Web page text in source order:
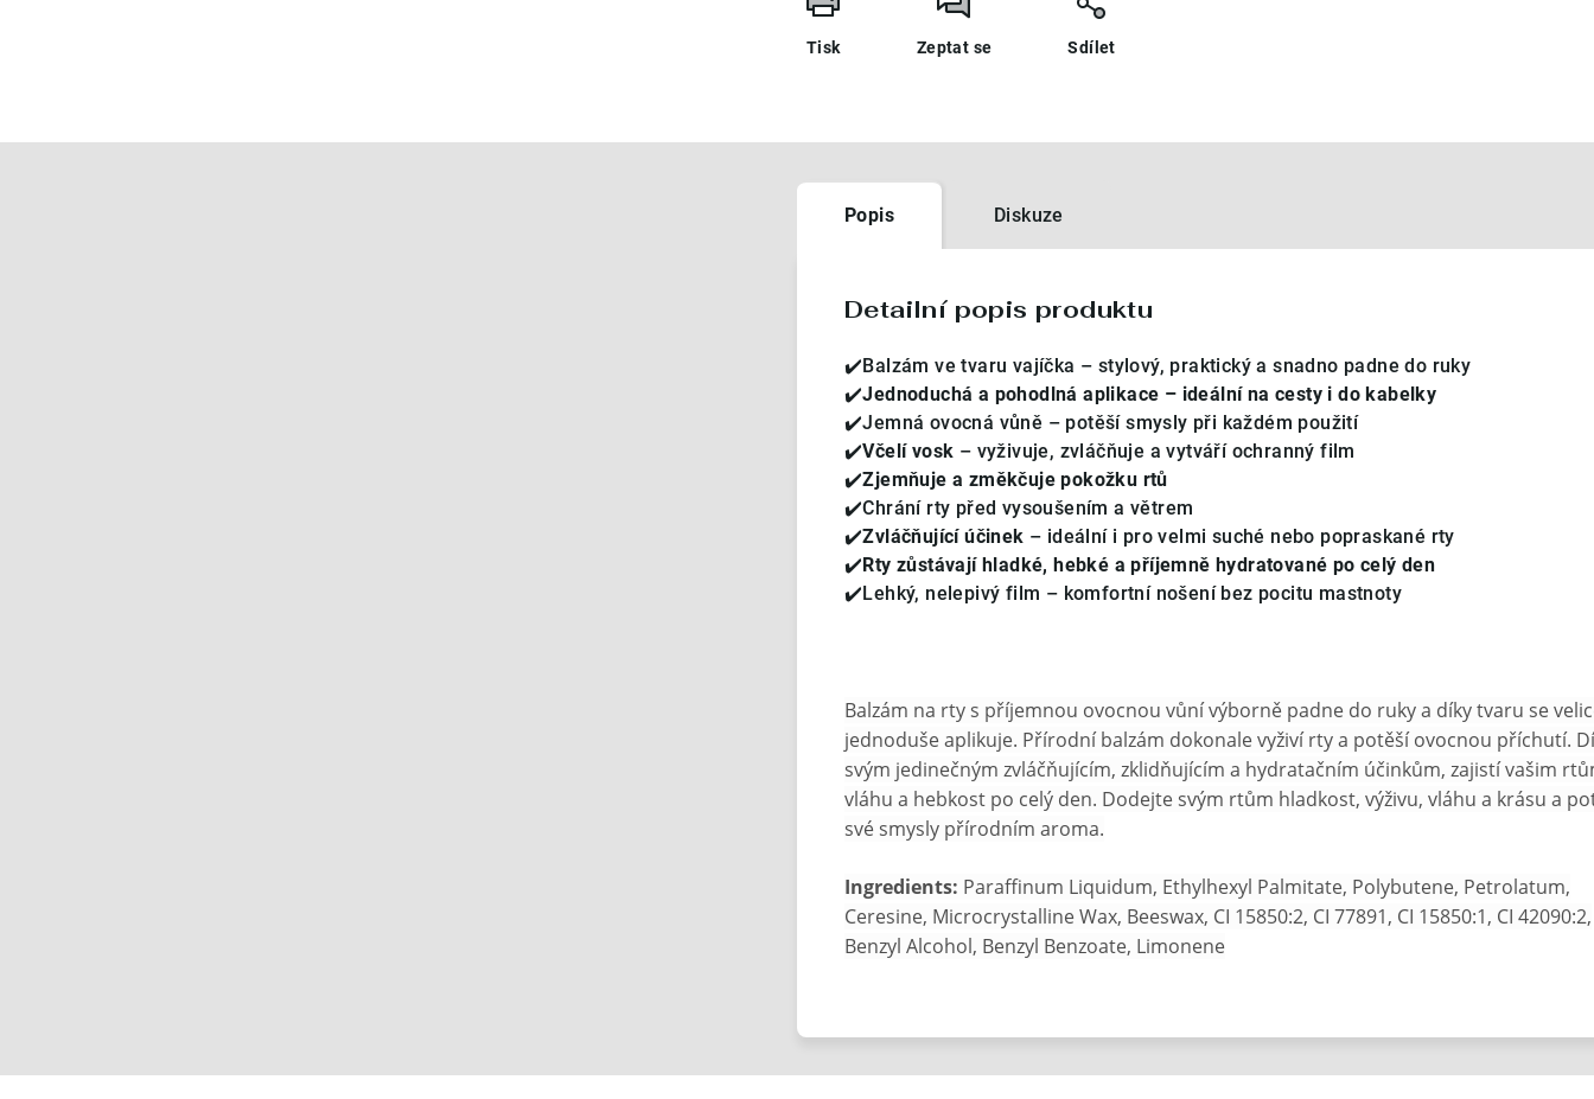
Tisk Zeptat se Sdílet
Popis Diskuze
Detailní popis produktu
✔️Balzám ve tvaru vajíčka – stylový, praktický a snadno padne do ruky
✔️Jednoduchá a pohodlná aplikace – ideální na cesty i do kabelky
✔️Jemná ovocná vůně – potěší smysly při každém použití
✔️Včelí vosk – vyživuje, zvláčňuje a vytváří ochranný film
✔️Zjemňuje a změkčuje pokožku rtů
✔️Chrání rty před vysoušením a větrem
✔️Zvláčňující účinek – ideální i pro velmi suché nebo popraskané rty
✔️Rty zůstávají hladké, hebké a příjemně hydratované po celý den
✔️Lehký, nelepivý film – komfortní nošení bez pocitu mastnoty
Balzám na rty s příjemnou ovocnou vůní výborně padne do ruky a díky tvaru se
jednoduše aplikuje. Přírodní balzám dokonale vyživí rty a potěší ovocnou příchutí.
svým jedinečným zvláčňujícím, zklidňujícím a hydratačním účinkům, zajistí vašim
vláhu a hebkost po celý den. Dodejte svým rtům hladkost, výživu, vláhu a krásu a
své smysly přírodním aroma.
Ingredients: Paraffinum Liquidum, Ethylhexyl Palmitate, Polybutene, Petrolatum,
Ceresine, Microcrystalline Wax, Beeswax, CI 15850:2, CI 77891, CI 15850:1, CI 42090:2,
Benzyl Alcohol, Benzyl Benzoate, Limonene